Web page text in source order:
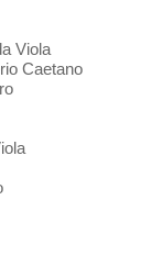
Viola
Caetano